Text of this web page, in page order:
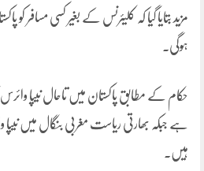
مزید بتایا گیا کہ کلیئرنس کے بغیر کسی مسافر
ہوگی۔
حکام کے مطابق پاکستان میں تاحال نیپا
ہیں۔